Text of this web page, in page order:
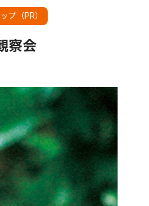
プ（PR）
察会